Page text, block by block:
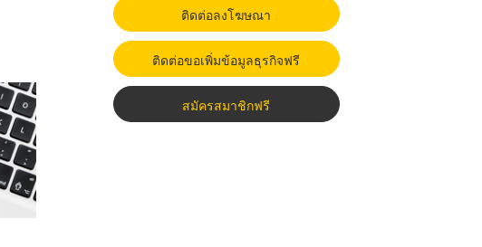
ติดต่อลงโฆษณา
ติดต่อขอเพิ่มข้อมูลธุรกิจฟรี
สมัครสมาชิกฟรี